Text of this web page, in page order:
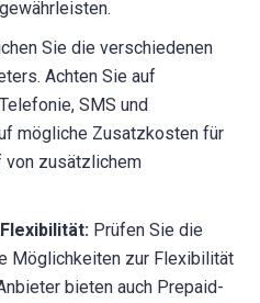
Sie die verschiedenen
Achten Sie auf
SMS und
mögliche Zusatzkosten für
von zusätzlichem
Prüfen Sie die
Möglichkeiten zur Flexibilität
bieten auch Prepaid-